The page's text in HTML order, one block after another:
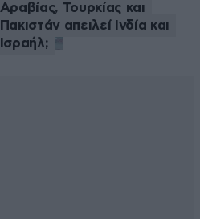
Αραβίας, Τουρκίας και
Πακιστάν απειλεί Ινδία και
Ισραήλ;